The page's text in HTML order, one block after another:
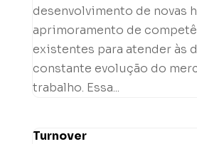
desenvolvimento de novas
aprimoramento de
existentes para atender às
constante evolução do
trabalho. Essa...
Turnover